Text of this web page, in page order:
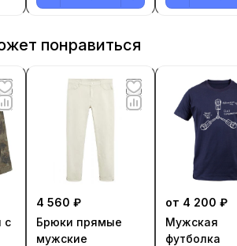
понравиться
с
4 560 ₽
Брюки прямые
мужские
от 4 200 ₽
Мужская
футболка